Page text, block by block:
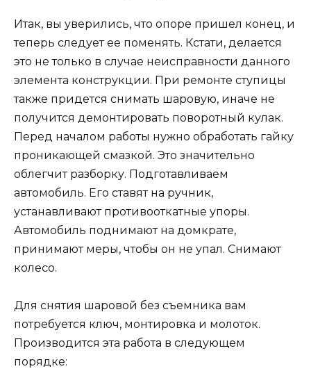
Итак, вы уверились, что опоре пришел конец, и
теперь следует ее поменять. Кстати, делается
это не только в случае неисправности данного
элемента конструкции. При ремонте ступицы
также придется снимать шаровую, иначе не
получится демонтировать поворотный кулак.
Перед началом работы нужно обработать гайку
проникающей смазкой. Это значительно
облегчит разборку. Подготавливаем
автомобиль. Его ставят на ручник,
устанавливают противооткатные упоры.
Автомобиль поднимают на домкрате,
принимают меры, чтобы он не упал. Снимают
колесо.
Для снятия шаровой без съемника вам
потребуется ключ, монтировка и молоток.
Производится эта работа в следующем
порядке: